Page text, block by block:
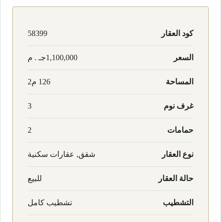
كود العقار 58399
السعر 1,100,000جـ . م
المساحة 126 م2
غرف نوم 3
حمامات 2
نوع العقار شقق, عقارات سكنية
حالة العقار للبيع
التشطيب تشطيب كامل